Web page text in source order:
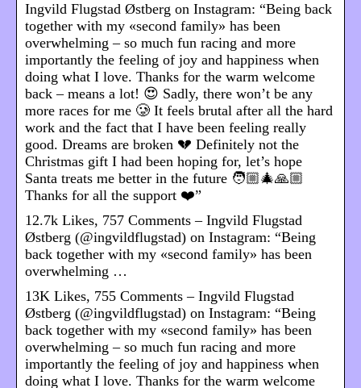
Ingvild Flugstad Østberg on Instagram: “Being back
together with my «second family» has been
overwhelming – so much fun racing and more
importantly the feeling of joy and happiness when
doing what I love. Thanks for the warm welcome
back – means a lot! 😍 Sadly, there won’t be any
more races for me 🥲 It feels brutal after all the hard
work and the fact that I have been feeling really
good. Dreams are broken 💔 Definitely not the
Christmas gift I had been hoping for, let’s hope
Santa treats me better in the future 🧑🏼‍🎄🙏🏼
Thanks for all the support ❤️”
12.7k Likes, 757 Comments – Ingvild Flugstad
Østberg (@ingvildflugstad) on Instagram: “Being
back together with my «second family» has been
overwhelming …
13K Likes, 755 Comments – Ingvild Flugstad
Østberg (@ingvildflugstad) on Instagram: “Being
back together with my «second family» has been
overwhelming – so much fun racing and more
importantly the feeling of joy and happiness when
doing what I love. Thanks for the warm welcome